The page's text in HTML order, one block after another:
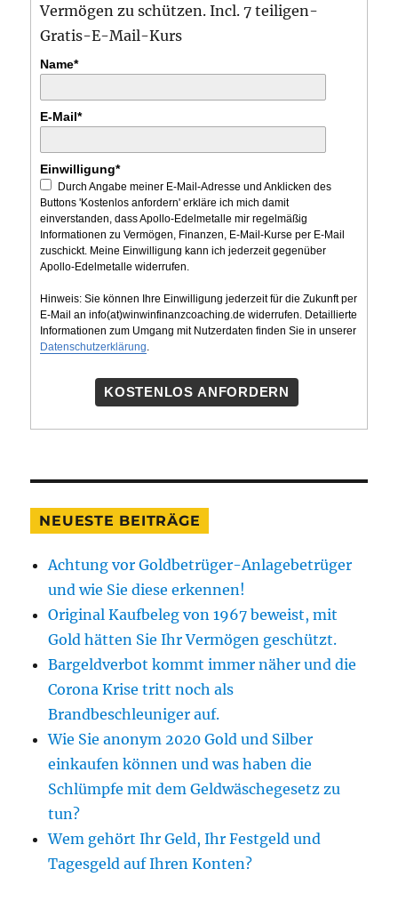
Vermögen zu schützen. Incl. 7 teiligen-
Gratis-E-Mail-Kurs
Name*
E-Mail*
Einwilligung*
Durch Angabe meiner E-Mail-Adresse und Anklicken des
Buttons 'Kostenlos anfordern' erkläre ich mich damit
einverstanden, dass Apollo-Edelmetalle mir regelmäßig
Informationen zu Vermögen, Finanzen, E-Mail-Kurse per E-Mail
zuschickt. Meine Einwilligung kann ich jederzeit gegenüber
Apollo-Edelmetalle widerrufen.
Hinweis: Sie können Ihre Einwilligung jederzeit für die Zukunft per
E-Mail an info(at)winwinfinanzcoaching.de widerrufen. Detaillierte
Informationen zum Umgang mit Nutzerdaten finden Sie in unserer
Datenschutzerklärung.
KOSTENLOS ANFORDERN
NEUESTE BEITRÄGE
Achtung vor Goldbetrüger-Anlagebetrüger
und wie Sie diese erkennen!
Original Kaufbeleg von 1967 beweist, mit
Gold hätten Sie Ihr Vermögen geschützt.
Bargeldverbot kommt immer näher und die
Corona Krise tritt noch als
Brandbeschleuniger auf.
Wie Sie anonym 2020 Gold und Silber
einkaufen können und was haben die
Schlümpfe mit dem Geldwäschegesetz zu
tun?
Wem gehört Ihr Geld, Ihr Festgeld und
Tagesgeld auf Ihren Konten?